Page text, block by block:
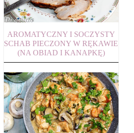
AROMATYCZNY I SOCZYSTY
SCHAB PIECZONY W RĘKAWIE
(NA OBIAD I KANAPKĘ)